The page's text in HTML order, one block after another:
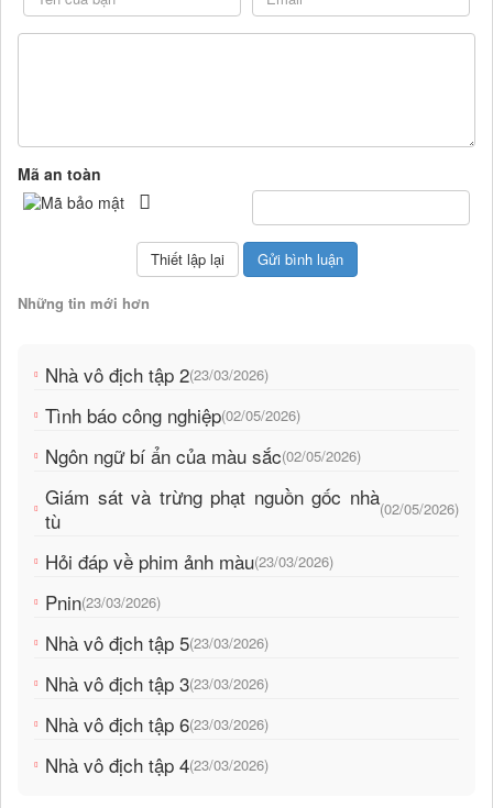
Mã an toàn
Những tin mới hơn
Nhà vô địch tập 2(23/03/2026)
Tình báo công nghiệp(02/05/2026)
Ngôn ngữ bí ẩn của màu sắc(02/05/2026)
Giám sát và trừng phạt nguồn gốc nhà
tù
(02/05/2026)
Hỏi đáp về phim ảnh màu(23/03/2026)
Pnin(23/03/2026)
Nhà vô địch tập 5(23/03/2026)
Nhà vô địch tập 3(23/03/2026)
Nhà vô địch tập 6(23/03/2026)
Nhà vô địch tập 4(23/03/2026)